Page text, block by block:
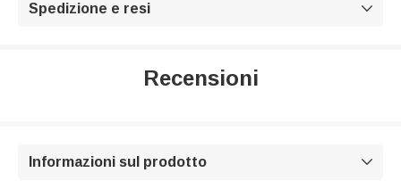
Spedizione e resi 
Recensioni
Informazioni sul prodotto 